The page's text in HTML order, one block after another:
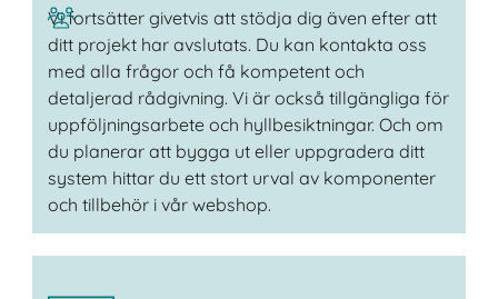
Vi fortsätter givetvis att stödja dig även efter att
ditt projekt har avslutats. Du kan kontakta oss
med alla frågor och få kompetent och
detaljerad rådgivning. Vi är också tillgängliga för
uppföljningsarbete och hyllbesiktningar. Och om
du planerar att bygga ut eller uppgradera ditt
system hittar du ett stort urval av komponenter
och tillbehör i vår webshop.